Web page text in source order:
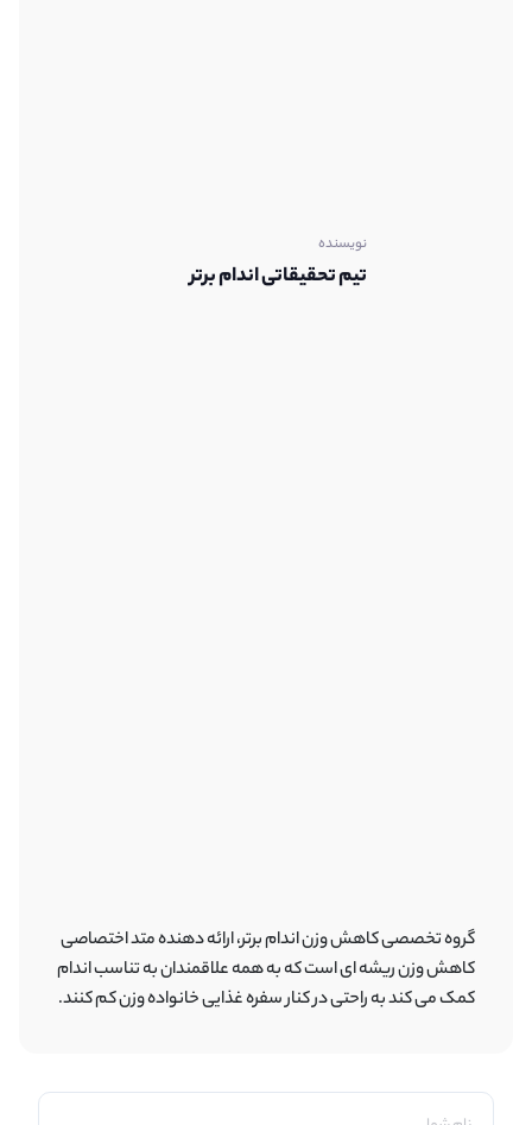
نویسنده
تیم تحقیقاتی اندام برتر
گروه تخصصی کاهش وزن اندام برتر، ارائه دهنده متد اختصاصی
کاهش وزن ریشه ای است که به همه علاقمندان به تناسب اندام
کمک می کند به راحتی در کنار سفره غذایی خانواده وزن کم کنند.